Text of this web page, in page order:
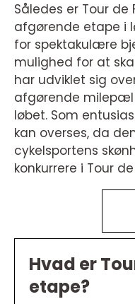
Således er Tour
afgørende etape i
for spektakulære
mulighed for at
har udviklet sig
afgørende milepæl
løbet. Som
kan overses, da
cykelsportens
konkurrere i Tour
Hvad er
etape?